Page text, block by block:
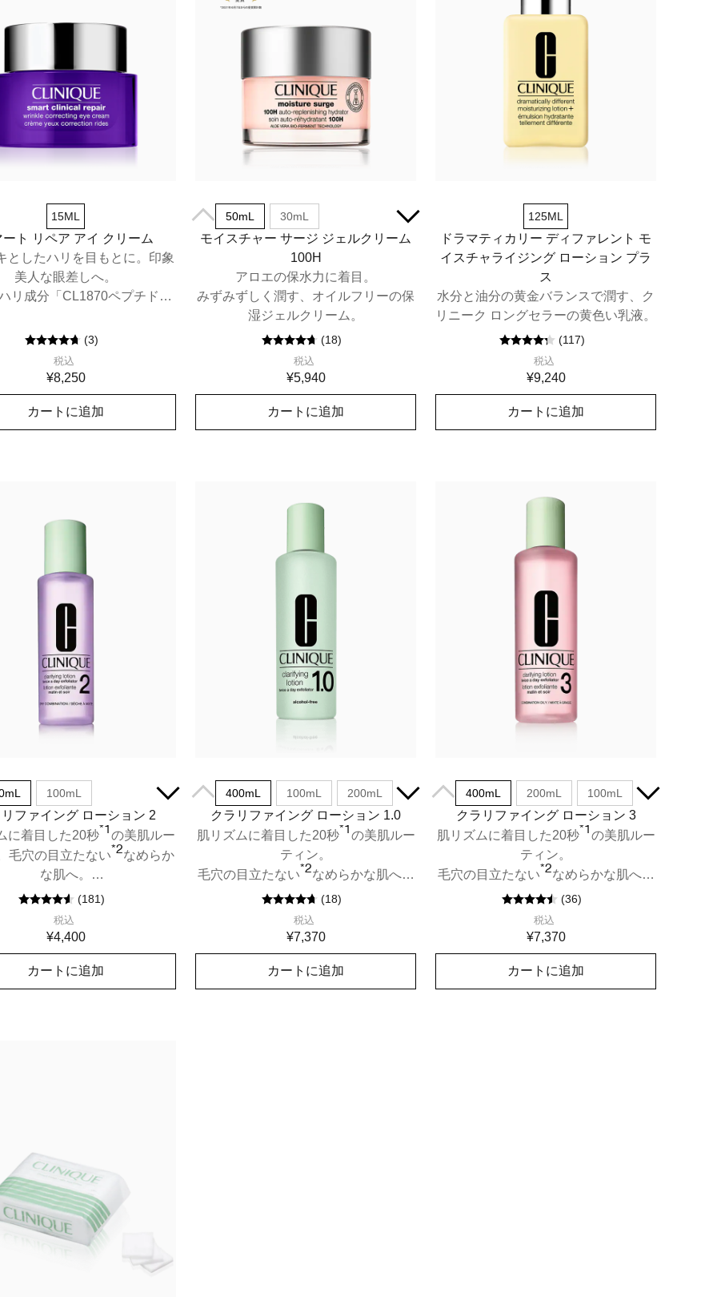
15ML
ート リペア アイ クリーム
としたハリを目もとに。印象
美人な眼差しへ。
リ成分「CL1870ペプチド複
リーム。
(3)
税込
¥8,250
カートに追加
50mL 30mL
モイスチャー サージ ジェルクリーム
100H
アロエの保水力に着目。
みずみずしく潤す、オイルフリーの保
湿ジェルクリーム。
(18)
税込
¥5,940
カートに追加
125ML
ドラマティカリー ディファレント モ
イスチャライジング ローション プラ
ス
水分と油分の黄金バランスで潤す、ク
リニーク ロングセラーの黄色い乳液。
(117)
税込
¥9,240
カートに追加
100mL
ファイング ローション 2
に着目した20秒*1の美肌ルー
毛穴の目立たない*2なめらか
な肌へ。
混合肌用 ふき取り化粧水。
(181)
税込
¥4,400
カートに追加
400mL 100mL 200mL
クラリファイング ローション 1.0
肌リズムに着目した20秒*1の美肌ルー
ティン。
毛穴の目立たない*2なめらかな肌へ。
全ての肌タイプ用 アルコールフリーふ
き取り化粧水。
(18)
税込
¥7,370
カートに追加
400mL 200mL 100mL
クラリファイング ローション 3
肌リズムに着目した20秒*1の美肌ルー
ティン。
毛穴の目立たない*2なめらかな肌へ。
混合～脂性肌用 ふき取り化粧水。
(36)
税込
¥7,370
カートに追加